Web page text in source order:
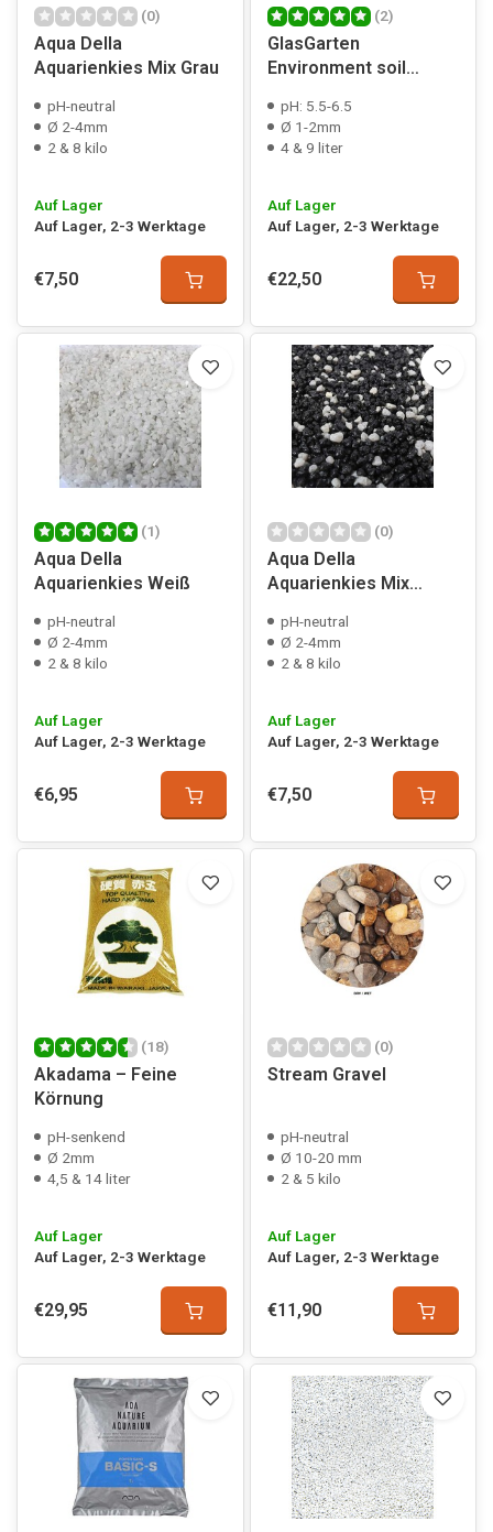
(0)
Aqua Della
Aquarienkies Mix Grau
pH-neutral
Ø 2-4mm
2 & 8 kilo
Auf Lager
Auf Lager, 2-3 Werktage
€7,50
(2)
GlasGarten
Environment soil
pH: 5.5-6.5
Ø 1-2mm
4 & 9 liter
Auf Lager
Auf Lager, 2-3 Werktage
€22,50
(1)
Aqua Della
Aquarienkies Weiß
pH-neutral
Ø 2-4mm
2 & 8 kilo
Auf Lager
Auf Lager, 2-3 Werktage
€6,95
(0)
Aqua Della
Aquarienkies Mix
pH-neutral
Ø 2-4mm
2 & 8 kilo
Auf Lager
Auf Lager, 2-3 Werktage
€7,50
(18)
Akadama – Feine
Körnung
pH-senkend
Ø 2mm
4,5 & 14 liter
Auf Lager
Auf Lager, 2-3 Werktage
€29,95
(0)
Stream Gravel
pH-neutral
Ø 10-20 mm
2 & 5 kilo
Auf Lager
Auf Lager, 2-3 Werktage
€11,90